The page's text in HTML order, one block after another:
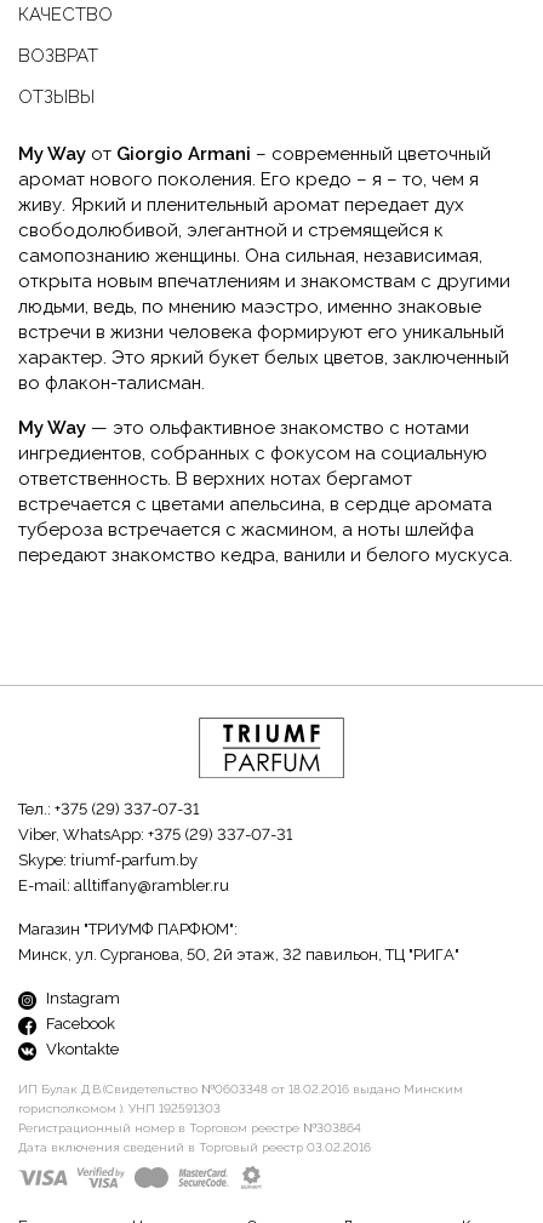
КАЧЕСТВО
ВОЗВРАТ
ОТЗЫВЫ
My Way от Giorgio Armani – современный цветочный
аромат нового поколения. Его кредо – я – то, чем я
живу. Яркий и пленительный аромат передает дух
свободолюбивой, элегантной и стремящейся к
самопознанию женщины. Она сильная, независимая,
открыта новым впечатлениям и знакомствам с другими
людьми, ведь, по мнению маэстро, именно знаковые
встречи в жизни человека формируют его уникальный
характер. Это яркий букет белых цветов, заключенный
во флакон-талисман.
My Way — это ольфактивное знакомство с нотами
ингредиентов, собранных с фокусом на социальную
ответственность. В верхних нотах бергамот
встречается с цветами апельсина, в сердце аромата
тубероза встречается с жасмином, а ноты шлейфа
передают знакомство кедра, ванили и белого мускуса.
Тел.: +375 (29) 337-07-31
Viber, WhatsApp: +375 (29) 337-07-31
Skype: triumf-parfum.by
E-mail: alltiffany@rambler.ru
Магазин "ТРИУМФ ПАРФЮМ":
Минск, ул. Сурганова, 50, 2й этаж, 32 павильон, ТЦ "РИГА"
Instagram
Facebook
Vkontakte
ИП Булак Д.В.(Свидетельство №0603348 от 18.02.2016 выдано Минским
горисполкомом ). УНП 192591303
Регистрационный номер в Торговом реестре №303864
Дата включения сведений в Торговый реестр 03.02.2016